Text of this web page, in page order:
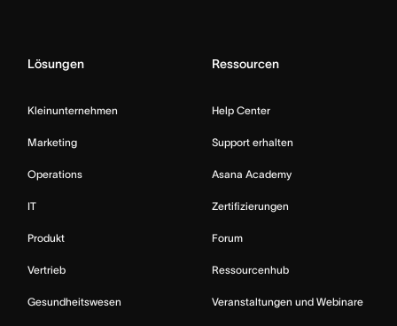
Lösungen
Kleinunternehmen
Marketing
Operations
IT
Produkt
Vertrieb
Gesundheitswesen
Ressourcen
Help Center
Support erhalten
Asana Academy
Zertifizierungen
Forum
Ressourcenhub
Veranstaltungen und Webinare